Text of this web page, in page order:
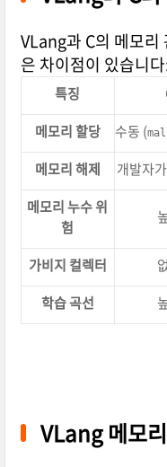
VLang과 C의 메모리
은 차이점이 있습니
특징
메모리 할당
수동 (
메모리 해제
개발자
메모리 누수 위
험
가비지 컬렉터
학습 곡선
VLang 메모